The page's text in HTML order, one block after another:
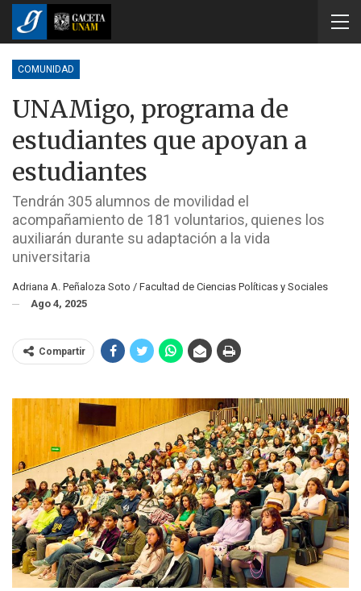
COMUNIDAD
UNAMigo, programa de
estudiantes que apoyan a
estudiantes
Tendrán 305 alumnos de movilidad el
acompañamiento de 181 voluntarios, quienes los
auxiliarán durante su adaptación a la vida
universitaria
Adriana A. Peñaloza Soto / Facultad de Ciencias Políticas y Sociales
Ago 4, 2025
Compartir